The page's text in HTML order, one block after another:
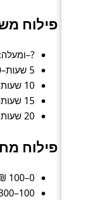
פילוח
?–ומעלה: 0 נסיעות (כ־0%).
5 שעות–10 שעות: 0 נסיעות (כ־0%).
10 שעות–15 שעות: 0 נסיעות (כ־0%).
15 שעות–20 שעות: 0 נסיעות (כ־0%).
20 שעות–ומעלה: 0 נסיעות (כ־0%).
פילוח
0–100 ₪: 0 הצעות (כ־0%).
100–300 ₪: 0 הצעות (כ־0%).